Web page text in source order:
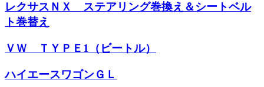
レクサスＮＸ ステアリング巻換え＆シートベル
ト巻替え
ＶＷ ＴＹＰＥ1（ビートル）
ハイエースワゴンＧＬ